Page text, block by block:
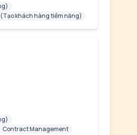
khách hàng tiềm năng)
Contract Management